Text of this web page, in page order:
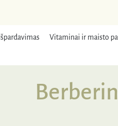
Išpardavimas Vitaminai ir maisto